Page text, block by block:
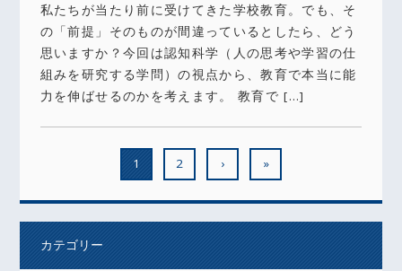
私たちが当たり前に受けてきた学校教育。でも、そ
の「前提」そのものが間違っているとしたら、どう
思いますか？今回は認知科学（人の思考や学習の仕
組みを研究する学問）の視点から、教育で本当に能
力を伸ばせるのかを考えます。 教育で […]
1 2 › »
カテゴリー